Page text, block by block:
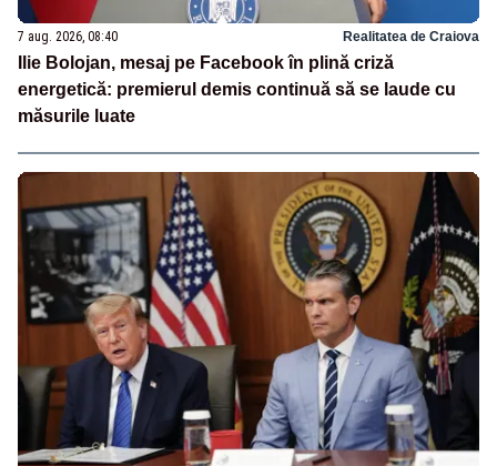
7 aug. 2026, 08:40 Realitatea de Craiova
Ilie Bolojan, mesaj pe Facebook în plină criză
energetică: premierul demis continuă să se laude cu
măsurile luate